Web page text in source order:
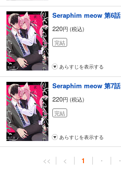
Seraphim meow 第6話
220円 (税込)
完結
あらすじを表示する
Seraphim meow 第7話
220円 (税込)
完結
あらすじを表示する
<< < 1 ・ ・